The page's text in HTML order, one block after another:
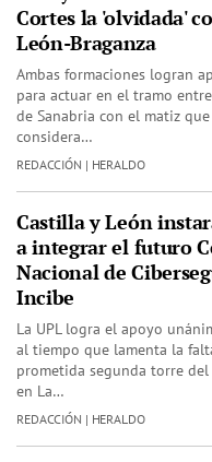
Cortes la 'olvidada'
León-Braganza
Ambas formaciones logran
para actuar en el tramo
de Sanabria con el matiz
considera…
REDACCIÓN | HERALDO
Castilla y León
a integrar el futuro
Nacional de
Incibe
La UPL logra el apoyo
al tiempo que lamenta la
prometida segunda torre
en La…
REDACCIÓN | HERALDO